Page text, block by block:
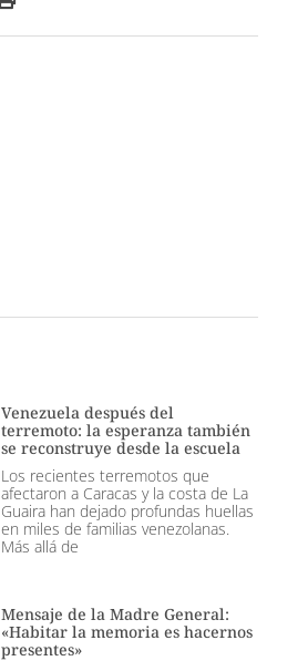
Venezuela después del
terremoto: la esperanza también
se reconstruye desde la escuela
Los recientes terremotos que
afectaron a Caracas y la costa de La
Guaira han dejado profundas huellas
en miles de familias venezolanas.
Más allá de
Mensaje de la Madre General:
«Habitar la memoria es hacernos
presentes»